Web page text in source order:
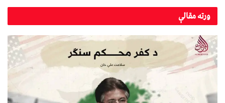
ورتهمقالې